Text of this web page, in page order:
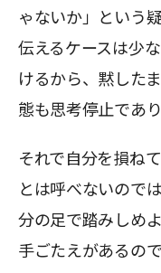
ゃないか」という
伝えるケースは少
けるから、黙した
態も思考停止であ
それで自分を損ね
とは呼べないので
分の足で踏みしめ
手ごたえがあるの